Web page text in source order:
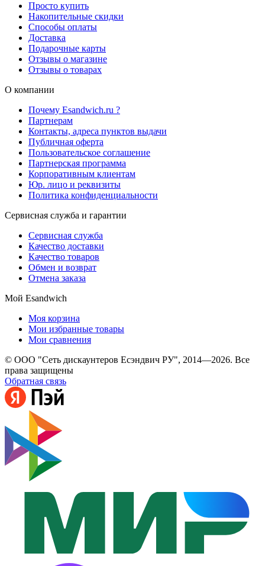
Просто купить
Накопительные скидки
Способы оплаты
Доставка
Подарочные карты
Отзывы о магазине
Отзывы о товарах
О компании
Почему Esandwich.ru ?
Партнерам
Контакты, адреса пунктов выдачи
Публичная оферта
Пользовательское соглашение
Партнерская программа
Корпоративным клиентам
Юр. лицо и реквизиты
Политика конфиденциальности
Сервисная служба и гарантии
Сервисная служба
Качество доставки
Качество товаров
Обмен и возврат
Отмена заказа
Мой Esandwich
Моя корзина
Мои избранные товары
Мои сравнения
© ООО "Сеть дискаунтеров Есэндвич РУ", 2014—2026. Все
права защищены
Обратная связь